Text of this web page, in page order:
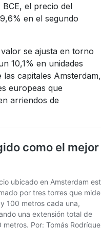
el precio del
en el segundo
se ajusta en torno
10,1% en unidades
capitales Amsterdam,
europeas que
arriendos de